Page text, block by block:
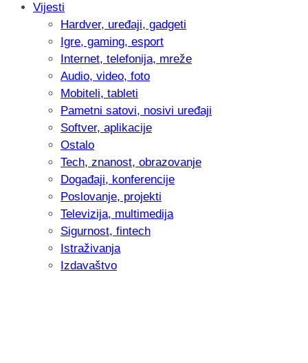
Vijesti
Hardver, uređaji, gadgeti
Igre, gaming, esport
Internet, telefonija, mreže
Audio, video, foto
Mobiteli, tableti
Pametni satovi, nosivi uređaji
Softver, aplikacije
Ostalo
Tech, znanost, obrazovanje
Događaji, konferencije
Poslovanje, projekti
Televizija, multimedija
Sigurnost, fintech
Istraživanja
Izdavaštvo